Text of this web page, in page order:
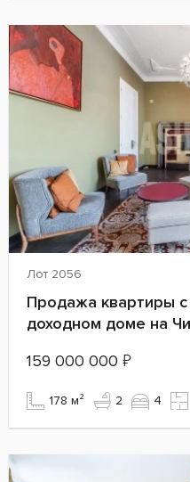
Лот 2056
Продажа квартиры
доходном доме на
159 000 000 ₽
178 м² 2 4